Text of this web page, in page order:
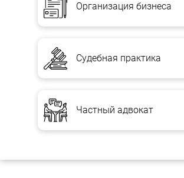
Организация бизнеса
Судебная практика
Частный адвокат